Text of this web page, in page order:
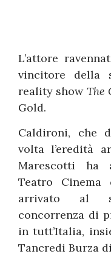
L’attore
vincitore della
reality show The
Gold.
Caldironi, che
volta l’eredità
Marescotti ha
Teatro
arrivato al
concorrenza di
in tutt’Italia,
Tancredi Burza